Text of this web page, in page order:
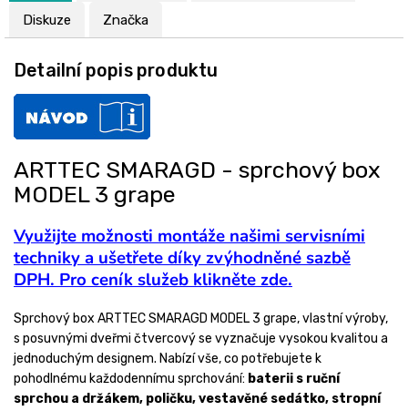
Diskuze Značka
Detailní popis produktu
ARTTEC SMARAGD - sprchový box
MODEL 3 grape
Využijte možnosti montáže našimi servisními
techniky a ušetřete díky zvýhodněné sazbě
DPH. Pro ceník služeb klikněte zde.
Sprchový box ARTTEC SMARAGD MODEL 3 grape, vlastní výroby,
s posuvnými dveřmi čtvercový se vyznačuje vysokou kvalitou a
jednoduchým designem. Nabízí vše, co potřebujete k
pohodlnému každodennímu sprchování: baterii s ruční
sprchou a držákem, poličku, vestavěné sedátko, stropní